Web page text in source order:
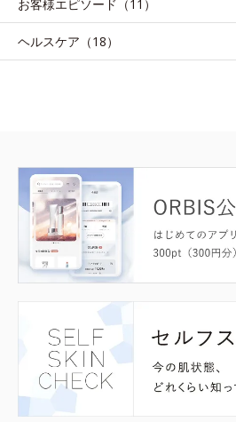
お客様エピソード（11）
ヘルスケア（18）